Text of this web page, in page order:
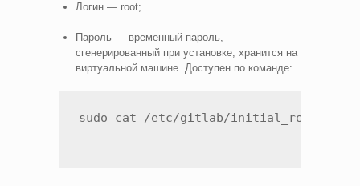
Логин — root;
Пароль — временный пароль,
сгенерированный при установке, хранится на
виртуальной машине. Доступен по команде:
sudo cat /etc/gitlab/